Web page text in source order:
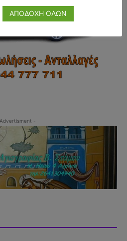
-
ΑΠΟΔΟΧΗ ΟΛΩΝ